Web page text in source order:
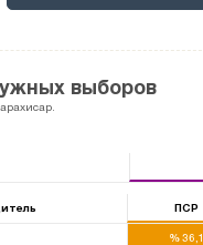
выборов
ПСР
%36,1